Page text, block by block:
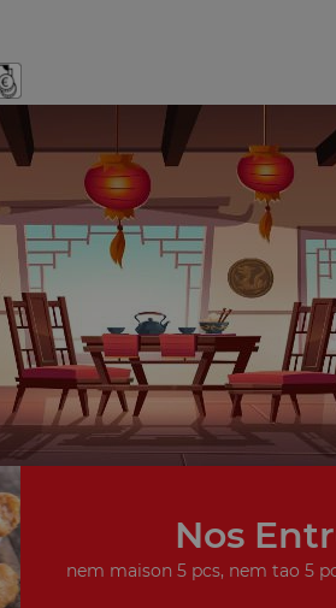
Nos
nem maison 5 pcs, nem tao 5